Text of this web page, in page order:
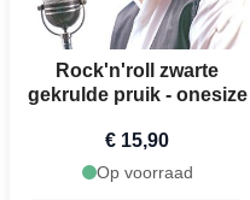
Rock'n'roll zwarte
gekrulde pruik - onesize
€ 15,90
Op voorraad